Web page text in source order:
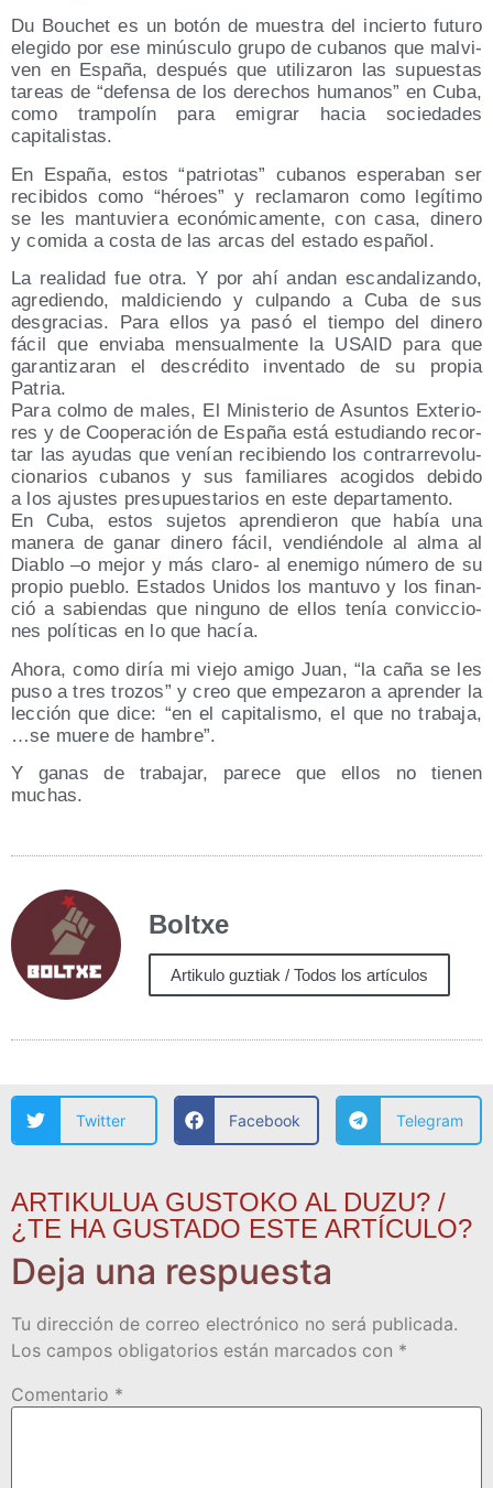
Du Bou­chet es un botón de mues­tra del incier­to futu­ro
ele­gi­do por ese minúscu­lo gru­po de cuba­nos que mal­vi­
ven en Espa­ña, des­pués que uti­li­za­ron las supues­tas
tareas de “defen­sa de los dere­chos huma­nos” en Cuba,
como tram­po­lín para emi­grar hacia socie­da­des
capitalistas.
En Espa­ña, estos “patrio­tas” cuba­nos espe­ra­ban ser
reci­bi­dos como “héroes” y recla­ma­ron como legí­ti­mo
se les man­tu­vie­ra eco­nó­mi­ca­men­te, con casa, dine­ro
y comi­da a cos­ta de las arcas del esta­do español.
La reali­dad fue otra. Y por ahí andan escan­da­li­zan­do,
agre­dien­do, mal­di­cien­do y cul­pan­do a Cuba de sus
des­gra­cias. Para ellos ya pasó el tiem­po del dine­ro
fácil que envia­ba men­sual­men­te la USAID para que
garan­ti­za­ran el des­cré­di­to inven­ta­do de su pro­pia
Patria.
Para col­mo de males, El Minis­te­rio de Asun­tos Exte­rio­
res y de Coope­ra­ción de Espa­ña está estu­dian­do recor­
tar las ayu­das que venían reci­bien­do los con­tra­rre­vo­lu­
cio­na­rios cuba­nos y sus fami­lia­res aco­gi­dos debi­do
a los ajus­tes pre­su­pues­ta­rios en este departamento.
En Cuba, estos suje­tos apren­die­ron que había una
mane­ra de ganar dine­ro fácil, ven­dién­do­le al alma al
Dia­blo –o mejor y más cla­ro- al enemi­go núme­ro de su
pro­pio pue­blo. Esta­dos Uni­dos los man­tu­vo y los finan­
ció a sabien­das que nin­guno de ellos tenía con­vic­cio­
nes polí­ti­cas en lo que hacía.
Aho­ra, como diría mi vie­jo ami­go Juan, “la caña se les
puso a tres tro­zos” y creo que empe­za­ron a apren­der la
lec­ción que dice: “en el capi­ta­lis­mo, el que no trabaja,
…se mue­re de hambre”.
Y ganas de tra­ba­jar, pare­ce que ellos no tie­nen
muchas.
Boltxe
Artikulo guztiak / Todos los artículos
Twitter Facebook Telegram
ARTIKULUA GUSTOKO AL DUZU? /
¿TE HA GUSTADO ESTE ARTÍCULO?
Deja una respuesta
Tu dirección de correo electrónico no será publicada.
Los campos obligatorios están marcados con *
Comentario *